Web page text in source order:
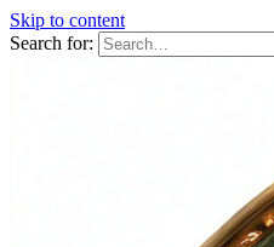
Skip to content
Search for: